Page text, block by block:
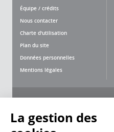
Équipe / crédits
Nous contacter
Charte d'utilisation
Plan du site
Données personnelles
Mentions légales
La gestion des